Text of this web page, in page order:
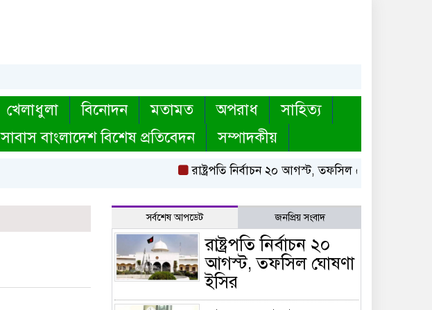
খেলাধুলা বিনোদন মতামত অপরাধ
সাহিত্য
সাবাস বাংলাদেশ বিশেষ প্রতিবেদন সম্পাদকীয়
রাষ্ট্রপতি নির্বাচন ২০ আগস্ট, তফসিল ঘোষণা ইসির
সর্বশেষ আপডেট জনপ্রিয় সংবাদ
রাষ্ট্রপতি নির্বাচন ২০
আগস্ট, তফসিল ঘোষণা
ইসির